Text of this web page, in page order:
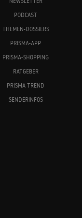
PODCAST
THEMEN-DOSSIERS
PRISMA-APP
PRISMA-SHOPPING
RATGEBER
PRISMA TREND
SENDERINFOS